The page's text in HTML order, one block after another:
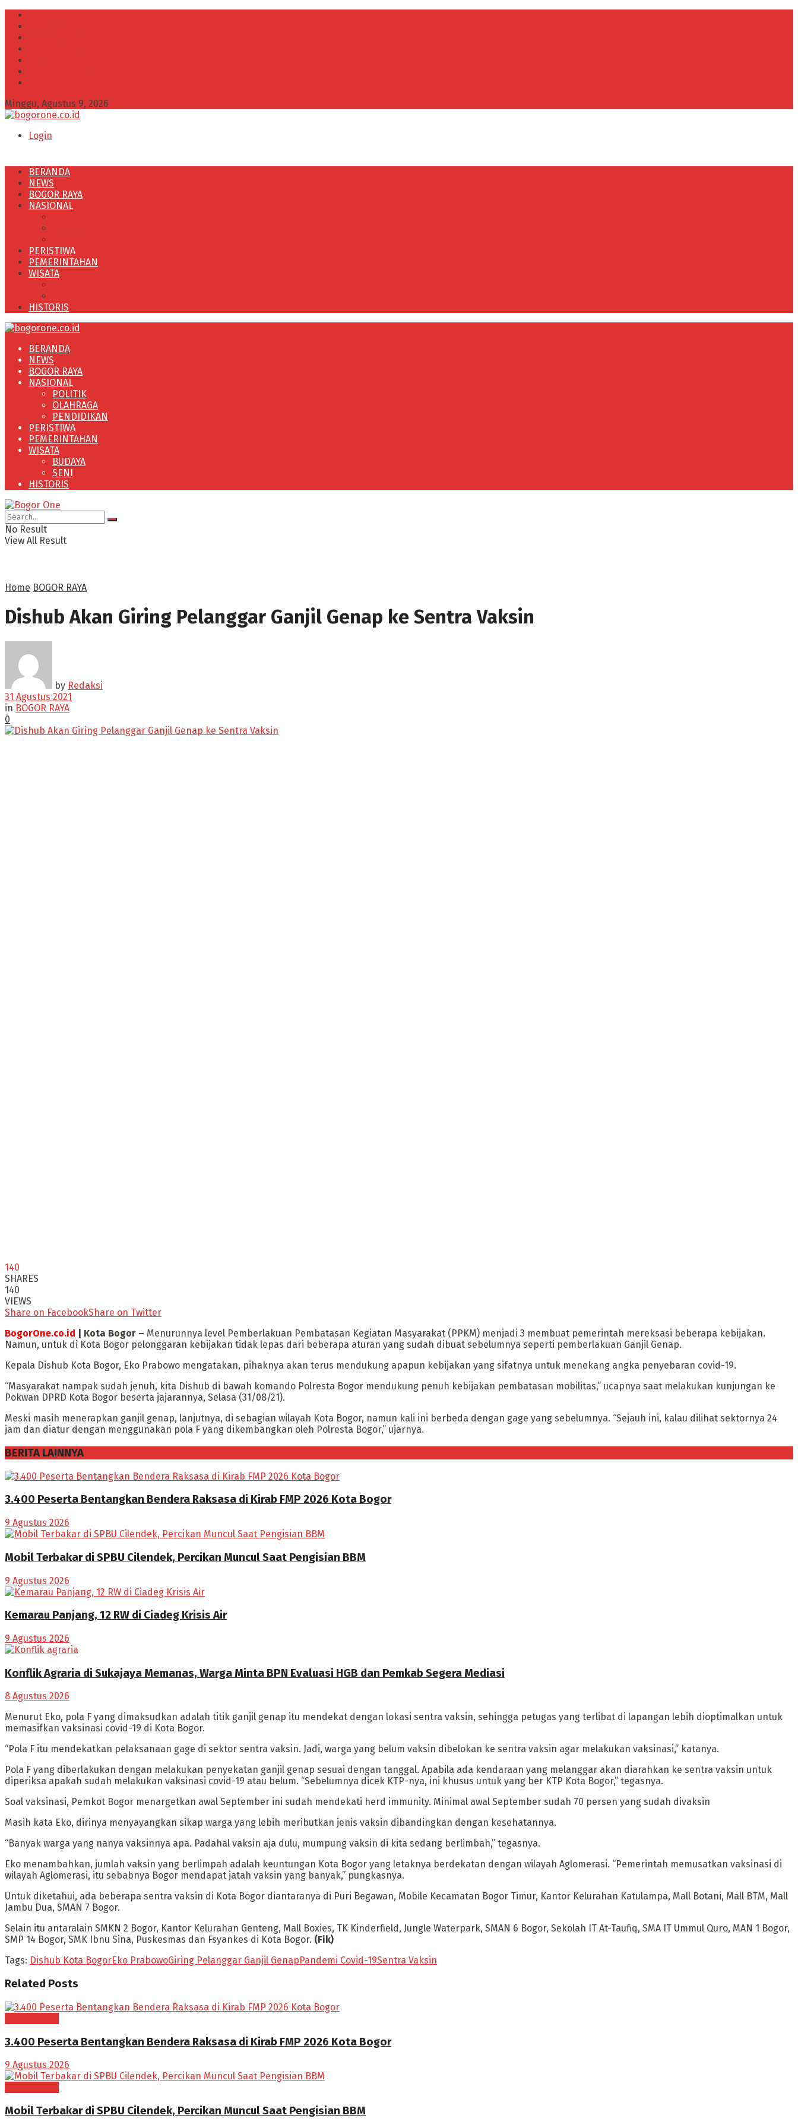
Minggu, Agustus 9, 2026
Login
BERANDA
NEWS
BOGOR RAYA
NASIONAL
PERISTIWA
PEMERINTAHAN
WISATA
HISTORIS
BERANDA
NEWS
BOGOR RAYA
NASIONAL
POLITIK
OLAHRAGA
PENDIDIKAN
PERISTIWA
PEMERINTAHAN
WISATA
BUDAYA
SENI
HISTORIS
No Result
View All Result
Home BOGOR RAYA
Dishub Akan Giring Pelanggar Ganjil Genap ke Sentra Vaksin
by Redaksi
31 Agustus 2021
in BOGOR RAYA
0
140
SHARES
140
VIEWS
Share on FacebookShare on Twitter
BogorOne.co.id
| Kota Bogor – Menurunnya level Pemberlakuan Pembatasan Kegiatan Masyarakat (PPKM) menjadi 3 membuat pemerintah mereksasi beberapa kebijakan.
Namun, untuk di Kota Bogor pelonggaran kebijakan tidak lepas dari beberapa aturan yang sudah dibuat sebelumnya seperti pemberlakuan Ganjil Genap.
Kepala Dishub Kota Bogor, Eko Prabowo mengatakan, pihaknya akan terus mendukung apapun kebijakan yang sifatnya untuk menekang angka penyebaran covid-19.
“Masyarakat nampak sudah jenuh, kita Dishub di bawah komando Polresta Bogor mendukung penuh kebijakan pembatasan mobilitas,” ucapnya saat melakukan kunjungan ke
Pokwan DPRD Kota Bogor beserta jajarannya, Selasa (31/08/21).
Meski masih menerapkan ganjil genap, lanjutnya, di sebagian wilayah Kota Bogor, namun kali ini berbeda dengan gage yang sebelumnya. “Sejauh ini, kalau dilihat sektornya 24
jam dan diatur dengan menggunakan pola F yang dikembangkan oleh Polresta Bogor,” ujarnya.
BERITA LAINNYA
3.400 Peserta Bentangkan Bendera Raksasa di Kirab FMP 2026 Kota Bogor
9 Agustus 2026
Mobil Terbakar di SPBU Cilendek, Percikan Muncul Saat Pengisian BBM
9 Agustus 2026
Kemarau Panjang, 12 RW di Ciadeg Krisis Air
9 Agustus 2026
Konflik Agraria di Sukajaya Memanas, Warga Minta BPN Evaluasi HGB dan Pemkab Segera Mediasi
8 Agustus 2026
Menurut Eko, pola F yang dimaksudkan adalah titik ganjil genap itu mendekat dengan lokasi sentra vaksin, sehingga petugas yang terlibat di lapangan lebih dioptimalkan untuk
memasifkan vaksinasi covid-19 di Kota Bogor.
“Pola F itu mendekatkan pelaksanaan gage di sektor sentra vaksin. Jadi, warga yang belum vaksin dibelokan ke sentra vaksin agar melakukan vaksinasi,” katanya.
Pola F yang diberlakukan dengan melakukan penyekatan ganjil genap sesuai dengan tanggal. Apabila ada kendaraan yang melanggar akan diarahkan ke sentra vaksin untuk
diperiksa apakah sudah melakukan vaksinasi covid-19 atau belum. “Sebelumnya dicek KTP-nya, ini khusus untuk yang ber KTP Kota Bogor,” tegasnya.
Soal vaksinasi, Pemkot Bogor menargetkan awal September ini sudah mendekati herd immunity. Minimal awal September sudah 70 persen yang sudah divaksin
Masih kata Eko, dirinya menyayangkan sikap warga yang lebih meributkan jenis vaksin dibandingkan dengan kesehatannya.
“Banyak warga yang nanya vaksinnya apa. Padahal vaksin aja dulu, mumpung vaksin di kita sedang berlimbah,” tegasnya.
Eko menambahkan, jumlah vaksin yang berlimpah adalah keuntungan Kota Bogor yang letaknya berdekatan dengan wilayah Aglomerasi. “Pemerintah memusatkan vaksinasi di
wilayah Aglomerasi, itu sebabnya Bogor mendapat jatah vaksin yang banyak,” pungkasnya.
Untuk diketahui, ada beberapa sentra vaksin di Kota Bogor diantaranya di Puri Begawan, Mobile Kecamatan Bogor Timur, Kantor Kelurahan Katulampa, Mall Botani, Mall BTM, Mall
Jambu Dua, SMAN 7 Bogor.
Selain itu antaralain SMKN 2 Bogor, Kantor Kelurahan Genteng, Mall Boxies, TK Kinderfield, Jungle Waterpark, SMAN 6 Bogor, Sekolah IT At-Taufiq, SMA IT Ummul Quro, MAN 1 Bogor,
SMP 14 Bogor, SMK Ibnu Sina, Puskesmas dan Fsyankes di Kota Bogor. (Fik)
Tags: Dishub Kota BogorEko PrabowoGiring Pelanggar Ganjil Genap Pandemi Covid-19Sentra Vaksin
Related Posts
3.400 Peserta Bentangkan Bendera Raksasa di Kirab FMP 2026 Kota Bogor
9 Agustus 2026
Mobil Terbakar di SPBU Cilendek, Percikan Muncul Saat Pengisian BBM